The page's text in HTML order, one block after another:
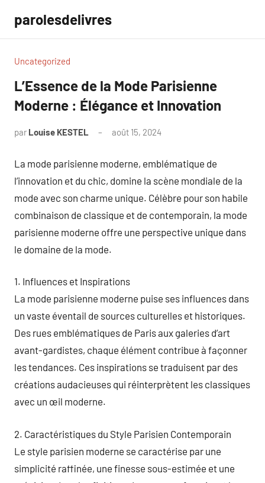
contenu
parolesdelivres
Uncategorized
L’Essence de la Mode Parisienne
Moderne : Élégance et Innovation
par Louise KESTEL août 15, 2024
La mode parisienne moderne, emblématique de
l’innovation et du chic, domine la scène mondiale de la
mode avec son charme unique. Célèbre pour son habile
combinaison de classique et de contemporain, la mode
parisienne moderne offre une perspective unique dans
le domaine de la mode.
1. Influences et Inspirations
La mode parisienne moderne puise ses influences dans
un vaste éventail de sources culturelles et historiques.
Des rues emblématiques de Paris aux galeries d’art
avant-gardistes, chaque élément contribue à façonner
les tendances. Ces inspirations se traduisent par des
créations audacieuses qui réinterprètent les classiques
avec un œil moderne.
2. Caractéristiques du Style Parisien Contemporain
Le style parisien moderne se caractérise par une
simplicité raffinée, une finesse sous-estimée et une